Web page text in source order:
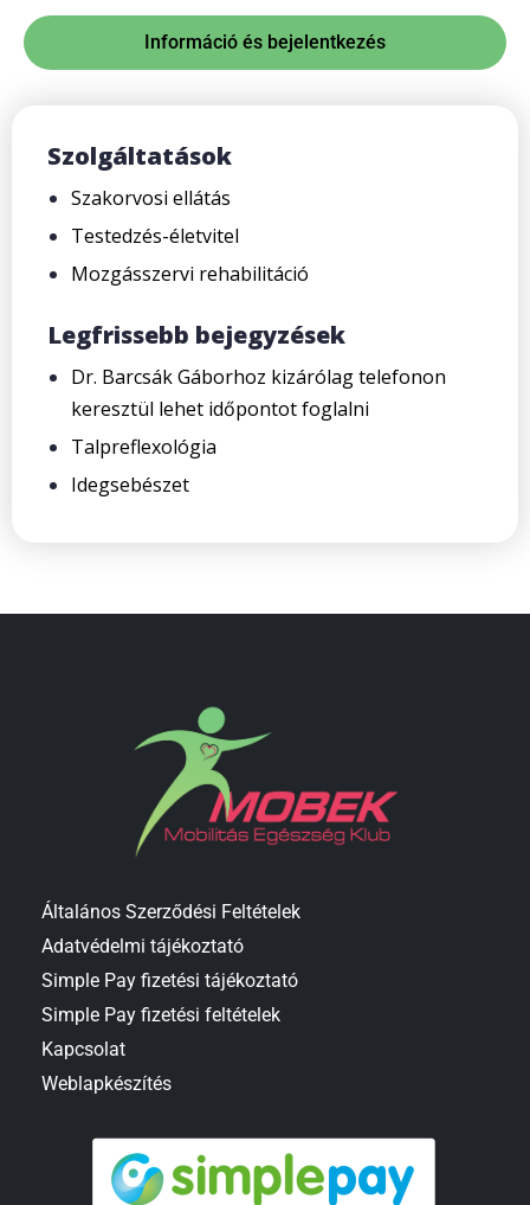
Információ és bejelentkezés
Szolgáltatások
Szakorvosi ellátás
Testedzés-életvitel
Mozgásszervi rehabilitáció
Legfrissebb bejegyzések
Dr. Barcsák Gáborhoz kizárólag telefonon
keresztül lehet időpontot foglalni
Talpreflexológia
Idegsebészet
Általános Szerződési Feltételek
Adatvédelmi tájékoztató
Simple Pay fizetési tájékoztató
Simple Pay fizetési feltételek
Kapcsolat
Weblapkészítés